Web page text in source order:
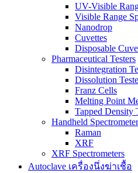
UV-Visible
Visible Range
Nanodrop
Cuvettes
Disposable
Pharmaceutical Testers
Disintegration
Dissolution
Franz Cells
Melting Point
Tapped Density
Handheld
Raman
XRF
XRF Spectrometers
Autoclave เครื่องนึ่งฆ่าเชื้อ